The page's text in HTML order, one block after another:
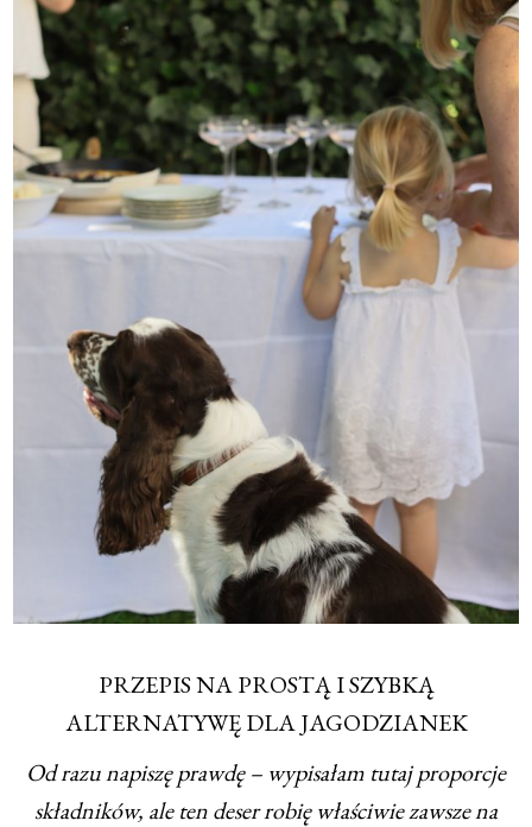
PRZEPIS NA PROSTĄ I SZYBKĄ
ALTERNATYWĘ DLA JAGODZIANEK
Od razu napiszę prawdę – wypisałam tutaj proporcje
składników, ale ten deser robię właściwie zawsze na